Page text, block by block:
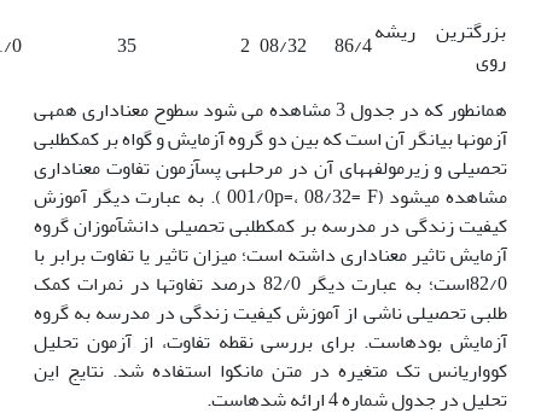
بزرگترین ریشه
روی
86/4
08/32
2
35
0
همان­طور که در جدول 3 مشاهده می شود سطوح معناداری همه­ی
آزمون­ها بیانگر آن است که بین دو گروه آزمایش و گواه بر کمک­طلبی
تحصیلی و زیرمولفه­های آن در مرحله­ی پس­آزمون تفاوت معناداری
مشاهده می­شود (001/0p=، 08/32= F ). به عبارت دیگر آموزش
کیفیت زندگی در مدرسه بر کمک­طلبی تحصیلی دانش­آموزان گروه
آزمایش تاثیر معناداری داشته است؛ میزان تاثیر یا تفاوت برابر با
82/0است؛ به عبارت دیگر 82/0 درصد تفاوت­ها در نمرات کمک
طلبی تحصیلی ناشی از آموزش کیفیت زندگی در مدرسه به گروه
آزمایش بوده­است. برای بررسی نقطه تفاوت، از آزمون تحلیل
کوواریانس تک متغیره در متن مانکوا استفاده شد. نتایج این
تحلیل در جدول شماره 4 ارائه شده­است.